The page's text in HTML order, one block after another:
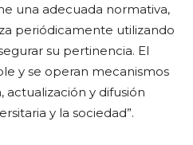
una adecuada normativa,
periódicamente utilizando
su pertinencia. El
y se operan mecanismos
actualización y difusión
y la sociedad”.